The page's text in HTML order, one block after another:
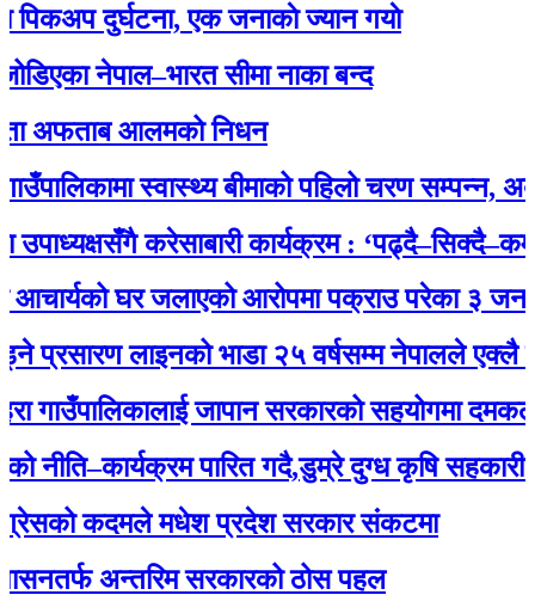
दुर्घटना, एक जनाकाे ज्यान गयाे
नेपाल–भारत सीमा नाका बन्द
आलमको निधन
स्वास्थ्य बीमाको पहिलो चरण सम्पन्न, अब सबै
करेसाबारी कार्यक्रम :
घर जलाएको आरोपमा पक्राउ परेका ३ जना
लाइनको भाडा २५ वर्षसम्म नेपालले एक्‍लै
गाउँपालिकालाई जापान सरकारको सहयोगमा दमकल
पारित गदै,डुम्रे दुग्ध कृषि सहकारीको
कदमले मधेश प्रदेश सरकार संकटमा
अन्तरिम सरकारको ठोस पहल